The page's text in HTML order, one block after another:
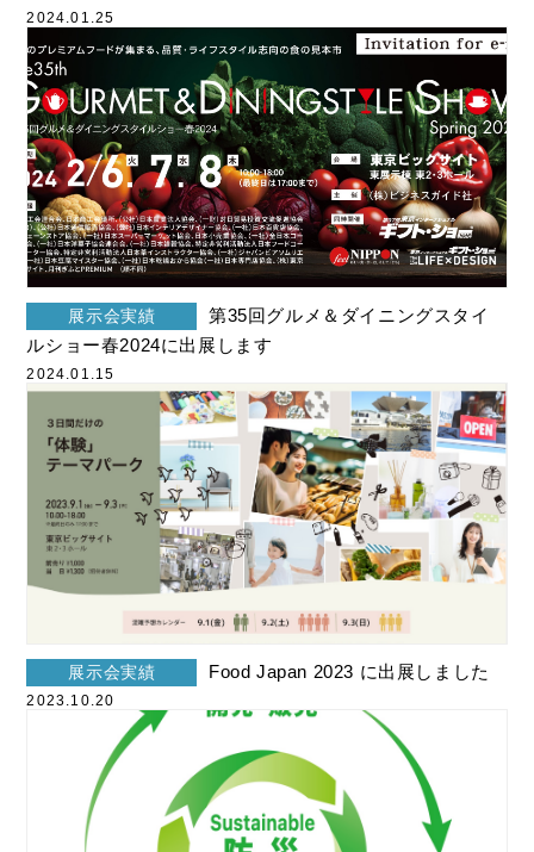
2024.01.25
展示会実績
ルショー春2024に出展します
2024.01.15
展示会実績 Food Japan 2023 に出展しました
2023.10.20